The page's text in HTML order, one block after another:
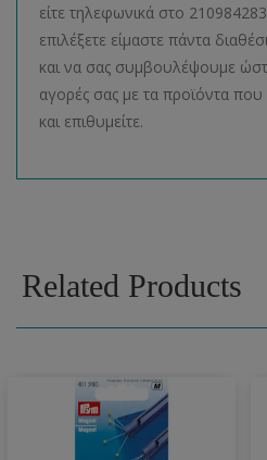
είτε τηλεφωνικά στο
επιλέξετε είμαστε πάντα
και να σας συμβουλέψουμε
αγορές σας με τα προϊόντα που
και επιθυμείτε.
Related Products